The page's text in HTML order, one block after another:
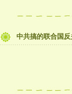
中共搞的联合国